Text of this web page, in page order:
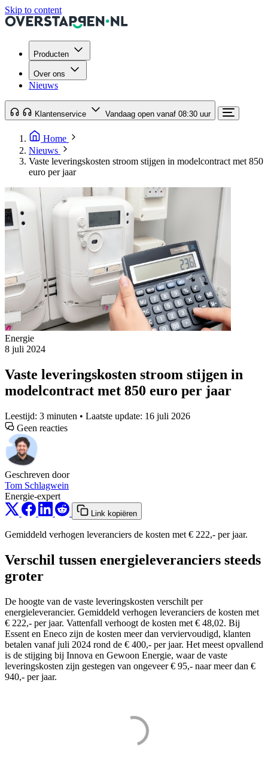
Skip to content
Producten
Over ons
Nieuws
Klantenservice Vandaag open vanaf 08:30 uur
Home
Nieuws
Vaste leveringskosten stroom stijgen in modelcontract met 850
euro per jaar
Energie
8 juli 2024
Vaste leveringskosten stroom stijgen in
modelcontract met 850 euro per jaar
Leestijd: 3 minuten • Laatste update: 16 juli 2026
Geen reacties
Geschreven door
Tom Schlagwein
Energie-expert
Link kopiëren
Gemiddeld verhogen leveranciers de kosten met € 222,- per jaar.
Verschil tussen energieleveranciers steeds
groter
De hoogte van de vaste leveringskosten verschilt per
energieleverancier. Gemiddeld verhogen leveranciers de kosten met
€ 222,- per jaar. Vattenfall verhoogt de kosten met € 48,02. Bij
Essent en Eneco zijn de kosten meer dan verviervoudigd, klanten
betalen vanaf juli 2024 rond de € 400,- per jaar. Het meest opvallend
is de stijging bij Innova en Gewoon Energie, waar de vaste
leveringskosten zijn gestegen van ongeveer € 95,- naar meer dan €
940,- per jaar.